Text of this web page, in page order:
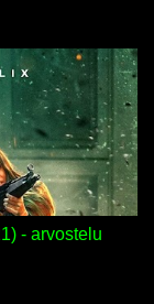
- arvostelu